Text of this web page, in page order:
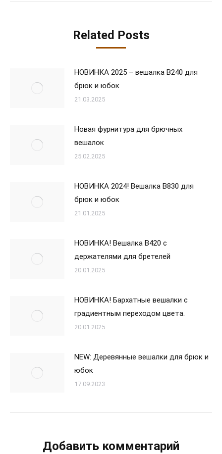
Related Posts
НОВИНКА 2025 – вешалка В240 для
брюк и юбок
21.03.2025
Новая фурнитура для брючных
вешалок
25.02.2025
НОВИНКА 2024! Вешалка В830 для
брюк и юбок
21.01.2025
НОВИНКА! Вешалка В420 с
держателями для бретелей
20.01.2025
НОВИНКА! Бархатные вешалки с
градиентным переходом цвета.
20.01.2025
NEW: Деревянные вешалки для брюк и
юбок
17.09.2023
Добавить комментарий